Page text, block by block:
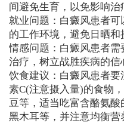
间避免生育，以免影响治
就业问题：白癜风患者
的工作环境，避免日晒和
情感问题：白癜风患者
治疗，树立战胜疾病的信
饮食建议：白癜风患者
素C(注意摄入量)的食物
豆等，适当吃富含酪氨酸
黑木耳等，并注意均衡营